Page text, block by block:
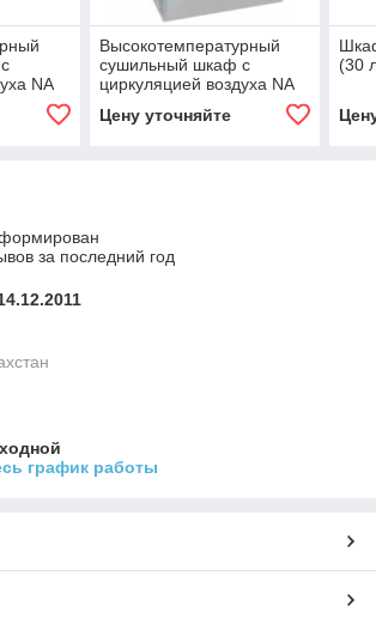
NA
Высокотемпературный
сушильный шкаф с
циркуляцией воздуха NA
Цену уточняйте
(30
за последний год
график работы